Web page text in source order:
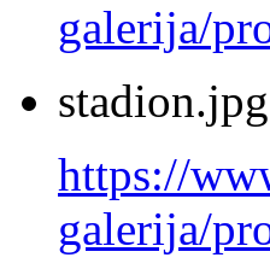
galerija/
stadion.jpg
https://
galerija/